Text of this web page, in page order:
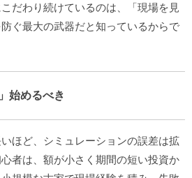
だわり続けているのは、「現場を見
ぐ最大の武器だと知っているからで
始めるべき
ほど、シミュレーションの誤差は拡
者は、額が小さく期間の短い投資か